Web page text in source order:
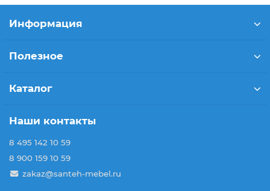
Информация
Полезное
Каталог
Наши контакты
8 495 142 10 59
8 900 159 10 59
zakaz@santeh-mebel.ru